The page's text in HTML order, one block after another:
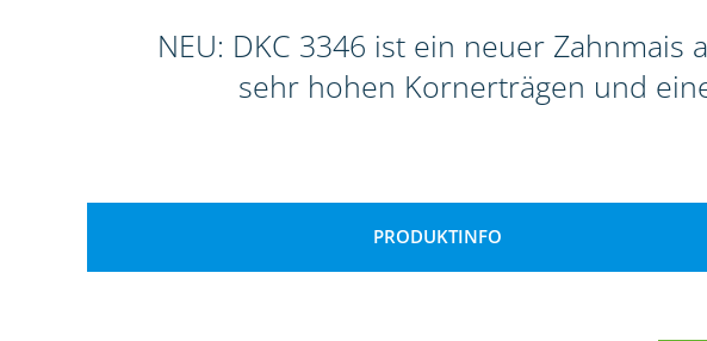
NEU: DKC 3346 ist ein neuer
sehr hohen Kornerträgen und
PRODUKTINFO